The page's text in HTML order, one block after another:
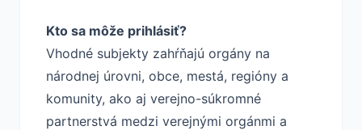
Kto sa môže prihlásiť?
Vhodné subjekty zahŕňajú orgány na
národnej úrovni, obce, mestá, regióny a
komunity, ako aj verejno-súkromné
partnerstvá medzi verejnými orgánmi a